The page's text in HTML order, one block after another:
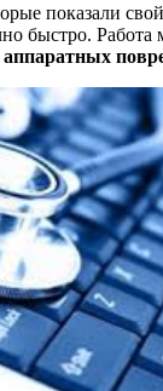
показали
быстро.